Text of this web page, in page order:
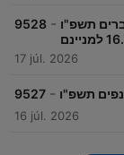
9528 - תשפ"ו
17 júl. 2026
9527 - תשפ"ו
16 júl. 2026